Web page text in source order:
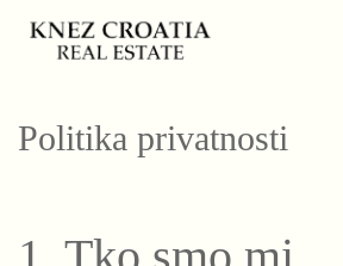
Politika privatnosti